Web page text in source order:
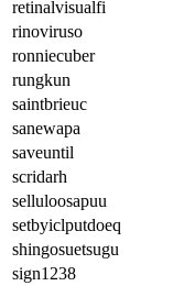
retinalvisualfi
rinoviruso
ronniecuber
rungkun
saintbrieuc
sanewapa
saveuntil
scridarh
selluloosapuu
setbyiclputdoeq
shingosuetsugu
sign1238